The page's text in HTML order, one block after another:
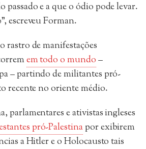
passado e a que o ódio pode levar.
escreveu Forman.
rastro de manifestações
em todo o mundo–
– partindo de militantes pró-
recente no oriente médio.
parlamentares e ativistas ingleses
pró-Palestinapor exibirem
a Hitler e o Holocausto tais